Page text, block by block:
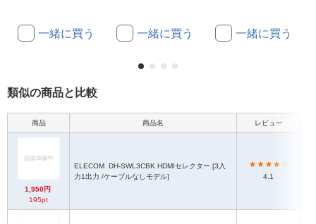
一緒に買う 一緒に買う 一緒に買う
類似の商品と比較
商品 商品名 レビュー
1,950円
195pt
ELECOM
力1出力 /ケーブルなしモデル]
4.1